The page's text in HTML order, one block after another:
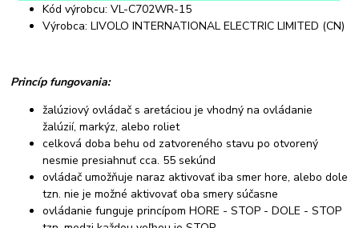
Kód výrobcu: VL-C702WR-15
Výrobca: LIVOLO INTERNATIONAL ELECTRIC LIMITED (CN)
Princíp fungovania:
žalúziový ovládač s aretáciou je vhodný na ovládanie
žalúzií, markýz, alebo roliet
celková doba behu od zatvoreného stavu po otvorený
nesmie presiahnuť cca. 55 sekúnd
ovládač umožňuje naraz aktivovať iba smer hore, alebo dole
tzn. nie je možné aktivovať oba smery súčasne
ovládanie funguje princípom HORE - STOP - DOLE - STOP